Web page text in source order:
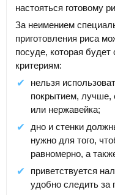
настояться готовому
За неимением
приготовления риса
посуде, которая
критериям:
нельзя
покрытием, лучше,
или нержавейка;
дно и стенки
нужно для того,
равномерно, а
приветствуется
удобно следить за